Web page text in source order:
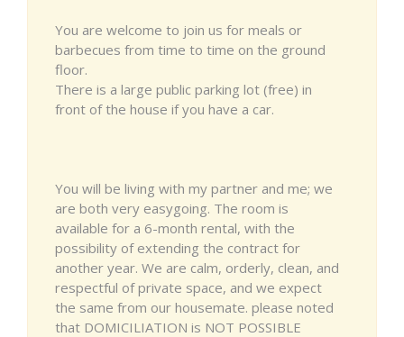
You are welcome to join us for meals or
barbecues from time to time on the ground
floor.
There is a large public parking lot (free) in
front of the house if you have a car.
You will be living with my partner and me; we
are both very easygoing. The room is
available for a 6-month rental, with the
possibility of extending the contract for
another year. We are calm, orderly, clean, and
respectful of private space, and we expect
the same from our housemate. please noted
that DOMICILIATION is NOT POSSIBLE